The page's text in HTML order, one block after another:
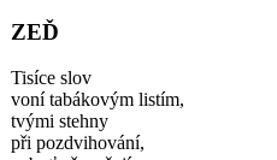
ZEĎ
Tisíce slov
voní tabákovým listím,
tvými stehny
při pozdvihování,